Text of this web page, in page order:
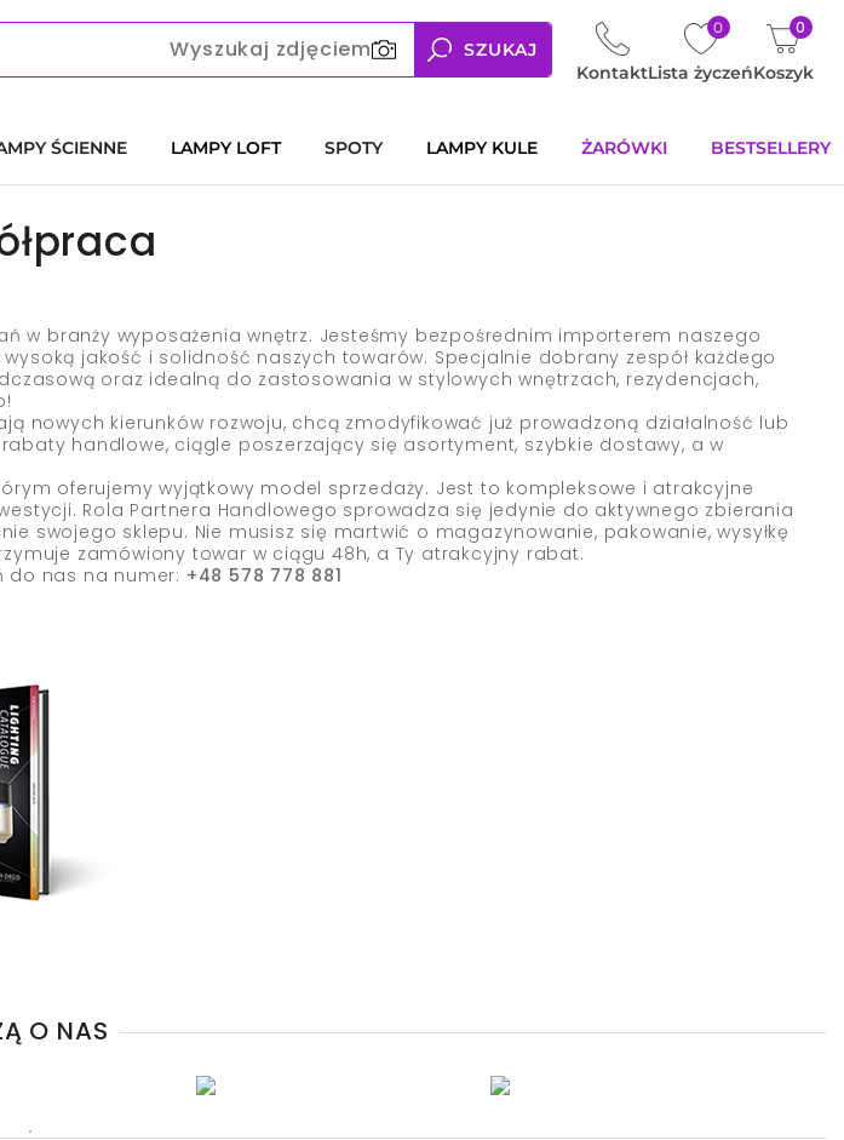
Wyszukaj zdjęciem SZUKAJ
0
Koszyk
0
Lista życzeń
Kontakt
ŚCIENNE LAMPY LOFT SPOTY LAMPY KULE ŻARÓWKI BESTSELLERY
w branży wyposażenia wnętrz. Jesteśmy bezpośrednim importerem naszego
jakość i solidność naszych towarów. Specjalnie dobrany zespół każdego
oraz idealną do zastosowania w stylowych wnętrzach, rezydencjach,
nowych kierunków rozwoju, chcą zmodyfikować już prowadzoną działalność lub
handlowe, ciągle poszerzający się asortyment, szybkie dostawy, a w
oferujemy wyjątkowy model sprzedaży. Jest to kompleksowe i atrakcyjne
Rola Partnera Handlowego sprowadza się jedynie do aktywnego zbierania
swojego sklepu. Nie musisz się martwić o magazynowanie, pakowanie, wysyłkę
zamówiony towar w ciągu 48h, a Ty atrakcyjny rabat.
do nas na numer: +48 578 778 881
O NAS